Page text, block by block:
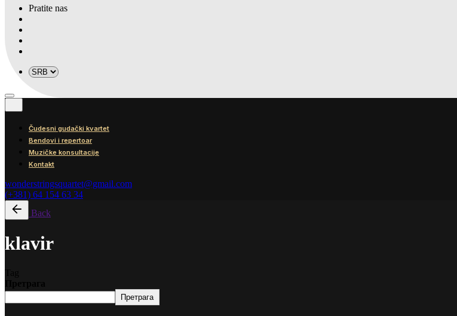
Pratite nas
Čudesni gudački kvartet
Bendovi i repertoar
Muzičke konsultacije
Kontakt
wonderstringsquartet@gmail.com
(+381) 64 154 63 34
Back
klavir
Претрага